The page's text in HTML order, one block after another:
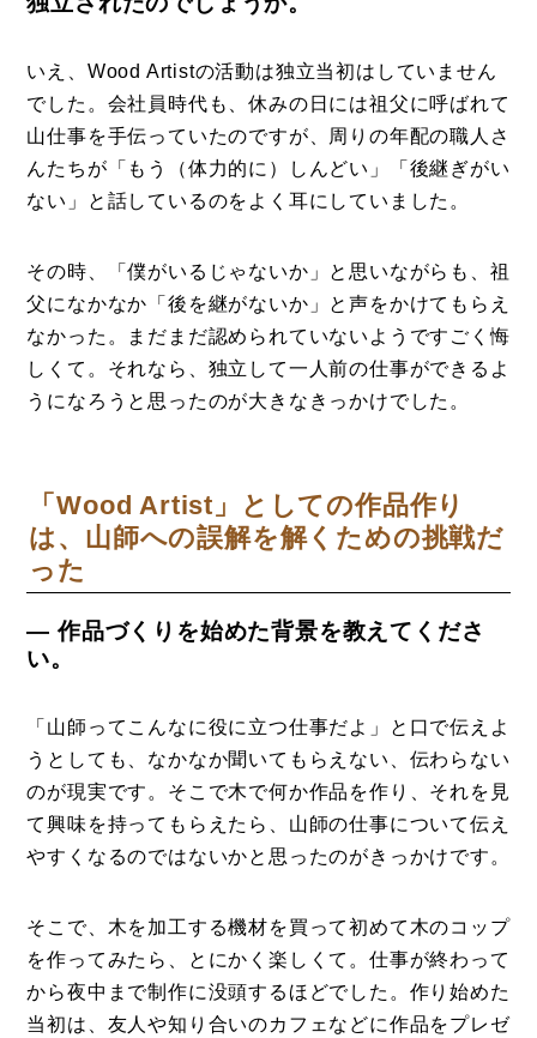
いえ、Wood Artistの活動は独立当初はしていません
でした。会社員時代も、休みの日には祖父に呼ばれて
山仕事を手伝っていたのですが、周りの年配の職人さ
んたちが「もう（体力的に）しんどい」「後継ぎがい
ない」と話しているのをよく耳にしていました。
その時、「僕がいるじゃないか」と思いながらも、祖
父になかなか「後を継がないか」と声をかけてもらえ
なかった。まだまだ認められていないようですごく悔
しくて。それなら、独立して一人前の仕事ができるよ
うになろうと思ったのが大きなきっかけでした。
「Wood Artist」としての作品作り
は、山師への誤解を解くための挑戦だ
った
― 作品づくりを始めた背景を教えてくださ
い。
「山師ってこんなに役に立つ仕事だよ」と口で伝えよ
うとしても、なかなか聞いてもらえない、伝わらない
のが現実です。そこで木で何か作品を作り、それを見
て興味を持ってもらえたら、山師の仕事について伝え
やすくなるのではないかと思ったのがきっかけです。
そこで、木を加工する機材を買って初めて木のコップ
を作ってみたら、とにかく楽しくて。仕事が終わって
から夜中まで制作に没頭するほどでした。作り始めた
当初は、友人や知り合いのカフェなどに作品をプレゼ